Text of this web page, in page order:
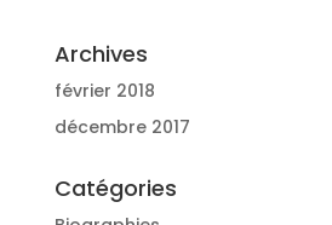
Archives
février 2018
décembre 2017
Catégories